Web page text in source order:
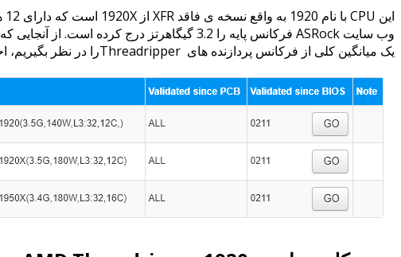
یک میانگین کلی از فرکانس پردازنده های Threadripperرا در نظر بگیریم، احتمالا وب سایت ایسوس با ثبت فرکانس پایه بیشتر، درست عمل کرده است.